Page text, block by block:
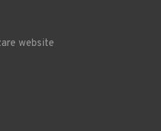
website